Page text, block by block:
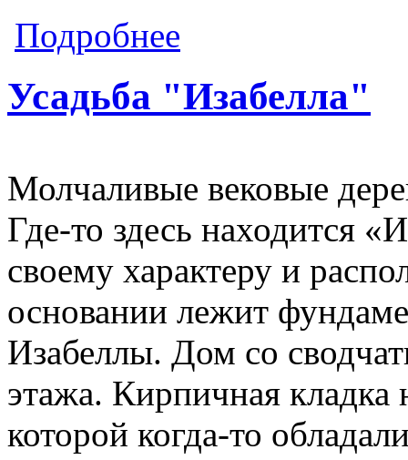
Подробнее
Усадьба "Изабелла"
Молчаливые вековые
Где-то здесь находится
своему характеру и
основании лежит
Изабеллы. Дом со
этажа. Кирпичная кладка
которой когда-то